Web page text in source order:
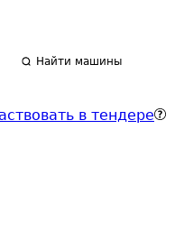
Найти машины
в тендере